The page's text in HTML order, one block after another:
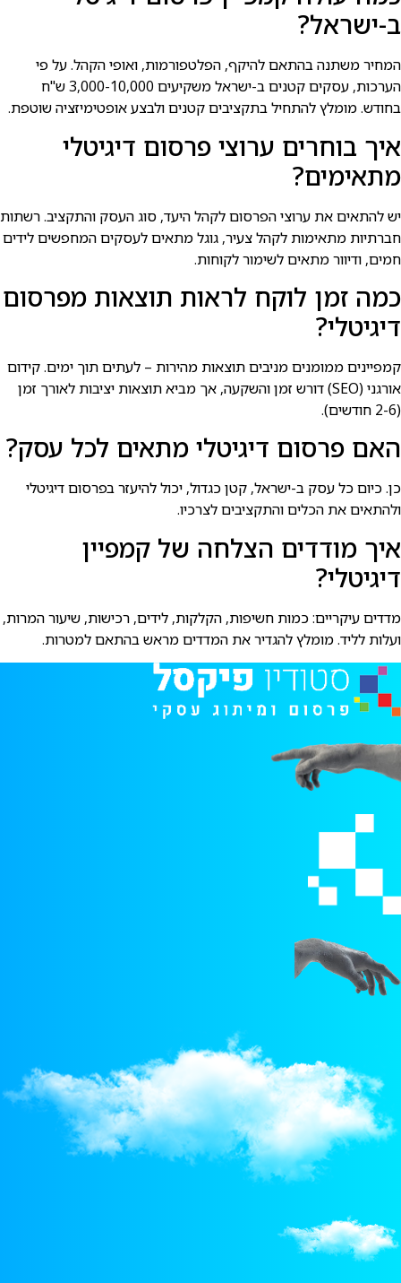
ב-ישראל?
המחיר משתנה בהתאם להיקף, הפלטפורמות, ואופי הקהל. על פי
הערכות, עסקים קטנים ב-ישראל משקיעים 3,000-10,000 ש"ח
בחודש. מומלץ להתחיל בתקציבים קטנים ולבצע אופטימיזציה שוטפת.
איך בוחרים ערוצי פרסום דיגיטלי
מתאימים?
יש להתאים את ערוצי הפרסום לקהל היעד, סוג העסק והתקציב. רשתות
חברתיות מתאימות לקהל צעיר, גוגל מתאים לעסקים המחפשים לידים
חמים, ודיוור מתאים לשימור לקוחות.
כמה זמן לוקח לראות תוצאות מפרסום
דיגיטלי?
קמפיינים ממומנים מניבים תוצאות מהירות – לעתים תוך ימים. קידום
אורגני (SEO) דורש זמן והשקעה, אך מביא תוצאות יציבות לאורך זמן
(2-6 חודשים).
האם פרסום דיגיטלי מתאים לכל עסק?
כן. כיום כל עסק ב-ישראל, קטן כגדול, יכול להיעזר בפרסום דיגיטלי
ולהתאים את הכלים והתקציבים לצרכיו.
איך מודדים הצלחה של קמפיין
דיגיטלי?
מדדים עיקריים: כמות חשיפות, הקלקות, לידים, רכישות, שיעור המרות,
ועלות לליד. מומלץ להגדיר את המדדים מראש בהתאם למטרות.